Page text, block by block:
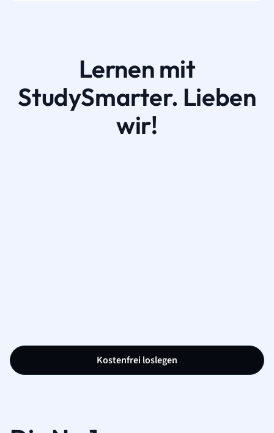
Lernen mit
StudySmarter. Lieben
wir!
Kostenfrei loslegen